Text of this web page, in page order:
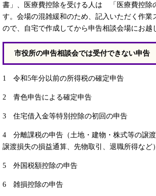
書」、医療費控除を受ける人は 「医療費控除
す。会場の混雑緩和のため、記入いただく作業
ので、自宅で作成してから申告相談会場にお越
市役所の申告相談会では受付できない申告
1 令和5年分以前の所得税の確定申告
2 青色申告による確定申告
3 住宅借入金等特別控除の初回の申告
4 分離課税の申告（土地・建物・株式等の譲
譲渡損失の損益通算、先物取引、退職所得など）
5 外国税額控除の申告
6 雑損控除の申告